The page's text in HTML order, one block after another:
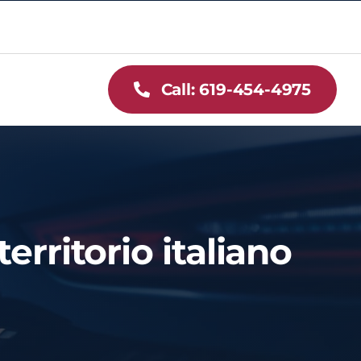
Call: 619-454-4975
italiano